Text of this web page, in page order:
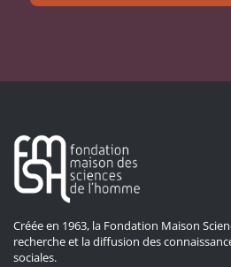
Créée en 1963, la Fondation Maison
recherche et la diffusion des
sociales.